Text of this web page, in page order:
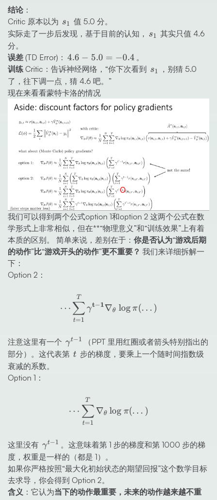
结论：
Critic 原本以为 s_1
s1 值 5.0 分。
实际走了一步后发现，基于目前的认知， s_1
s1 其实只值 4.6
分。
误差 (TD Error) ： 4.6
-
5.0
=
-0.4
4.6 − 5.0 = −0.4 。
训练 Critic ：告诉神经网络，“你下次看到 s_1
s1
，别猜 5.0
了，往下调一点，猜 4.6 吧。”
现在来看看蒙特卡洛的情况
我们可以得到两个公式option 1和option 2 这两个公式在数
学形式上非常相似，但在**“物理意义”和“训练效果”上有着
本质的区别。 简单来说，差别在于： 你是否认为“游戏后期
的动作”比“游戏开头的动作”更不重要？ 我们来详细拆解一
下：
Option 2：
⋯
t=1
∑
T
γt−1∇θ logπ(… )
注意这里有一个 \gamma^{t-
1}
γt−1
（PPT 里用红圈或者箭头特别指出的
部分）。这代表第 tt 步的梯度，要乘上一个随时间指数级
衰减的系数。
Option 1：
⋯
t=1
∑
T
∇θ log π(… )
这里没有 \gamma^{t-
1}
γt−1 。这意味着第 1 步的梯度和第 1000 步的梯
度，权重是一样的（都是 1）。
如果你严格按照“最大化初始状态的期望回报”这个数学目标
去求导，你会得到 Option 2。
含义 ：它认为当下的动作最重要，未来的动作越来越不重